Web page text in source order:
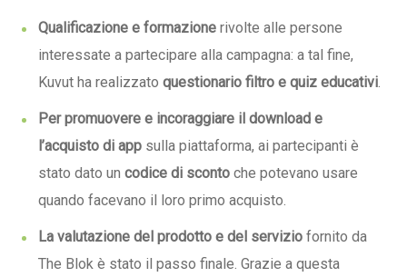
Qualificazione e formazione rivolte alle persone
interessate a partecipare alla campagna: a tal fine,
Kuvut ha realizzatoquestionario filtro e quiz educativi.
Per promuovere e incoraggiare il download e
l’acquisto di app sulla piattaforma, ai partecipanti è
stato dato uncodice di sconto che potevano usare
quando facevano il loro primo acquisto.
La valutazione del prodotto e del servizio fornito da
The Blok è stato il passo finale. Grazie a questa